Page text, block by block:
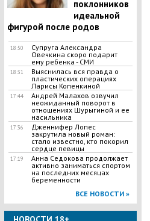
поклонников
идеальной
фигурой после родов
18:50
Супруга Александра
Овечкина скоро подарит
ему ребенка - СМИ
18:31
Выяснилась вся правда о
пластических операциях
Ларисы Копенкиной
17:44
Андрей Малахов озвучил
неожиданный поворот в
отношениях Шурыгиной и ее
насильника
17:36
Дженнифер Лопес
закрутила новый роман:
стало известно, кто покорил
сердце певицы
17:19
Анна Седокова продолжает
активно заниматься спортом
на последних месяцах
беременности
ВСЕ НОВОСТИ »